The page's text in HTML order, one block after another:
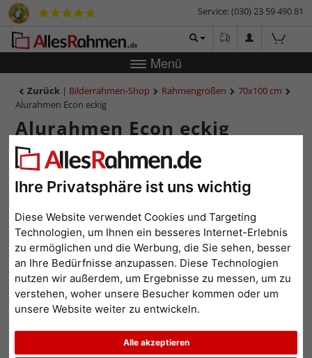
Ihre Privatsphäre ist uns wichtig
Diese Website verwendet Cookies und Targeting
Technologien, um Ihnen ein besseres Internet-Erlebnis
zu ermöglichen und die Werbung, die Sie sehen, besser
an Ihre Bedürfnisse anzupassen. Diese Technologien
nutzen wir außerdem, um Ergebnisse zu messen, um zu
verstehen, woher unsere Besucher kommen oder um
unsere Website weiter zu entwickeln.
Alle akzeptieren
Service: (030) 23 59 490 81
Menü
Zurück | Bilderrahmen-Shop Rahmengrößen
70x100 cm
Alurahmen Econ eckig
Alurahmen Econ eckig
Zurück